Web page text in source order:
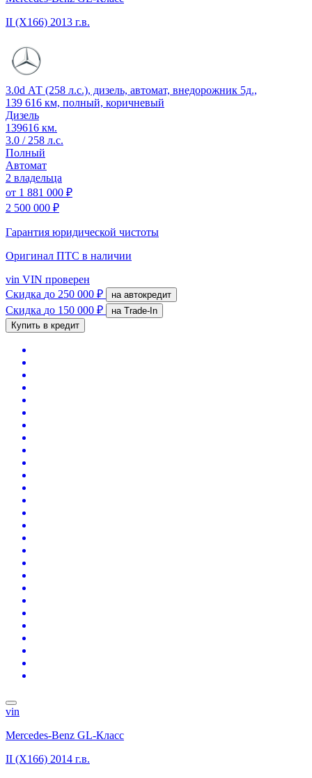
II (X166) 2013 г.в.
3.0d АТ (258 л.с.), дизель, автомат, внедорожник 5д.,
139 616 км, полный, коричневый
Дизель
139616 км.
3.0 / 258 л.с.
Полный
Автомат
2 владельца
от 1 881 000 ₽
2 500 000 ₽
Гарантия юридической чистоты
Оригинал ПТС в наличии
vin VIN проверен
Скидка до 250 000 ₽ на автокредит
Скидка до 150 000 ₽
на Trade-In
Купить в кредит
vin
Mercedes-Benz GL-Класс
II (X166) 2014 г.в.